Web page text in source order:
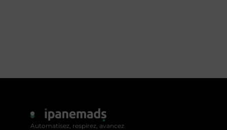
Automatisez, respirez, avancez